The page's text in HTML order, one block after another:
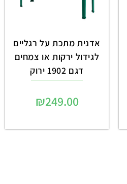
אדנית מתכת על רגליים
לגידול ירקות או צמחים
דגם 1902 ירוק
₪249.00